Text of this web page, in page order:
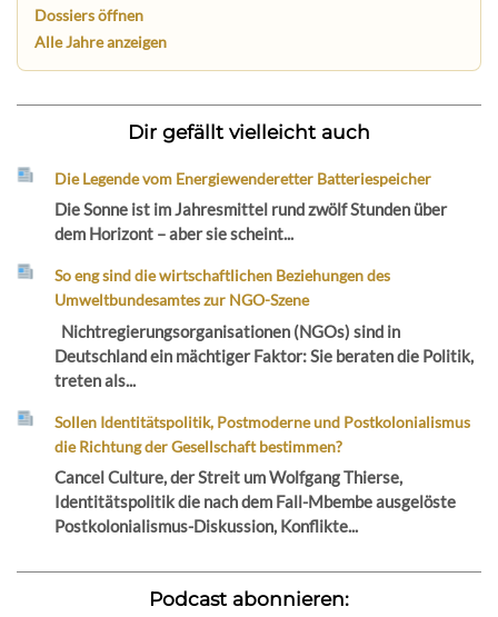
Dossiers öffnen
Alle Jahre anzeigen
Dir gefällt vielleicht auch
Die Legende vom Energiewenderetter Batteriespeicher
Die Sonne ist im Jahresmittel rund zwölf Stunden über
dem Horizont – aber sie scheint...
So eng sind die wirtschaftlichen Beziehungen des
Umweltbundesamtes zur NGO-Szene
Nichtregierungsorganisationen (NGOs) sind in
Deutschland ein mächtiger Faktor: Sie beraten die Politik,
treten als...
Sollen Identitätspolitik, Postmoderne und Postkolonialismus
die Richtung der Gesellschaft bestimmen?
Cancel Culture, der Streit um Wolfgang Thierse,
Identitätspolitik die nach dem Fall-Mbembe ausgelöste
Postkolonialismus-Diskussion, Konflikte...
Podcast abonnieren: